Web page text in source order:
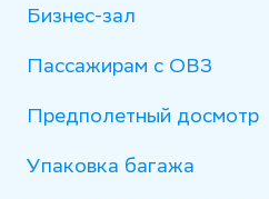
Бизнес-зал
Пассажирам с ОВЗ
Предполетный досмотр
Упаковка багажа